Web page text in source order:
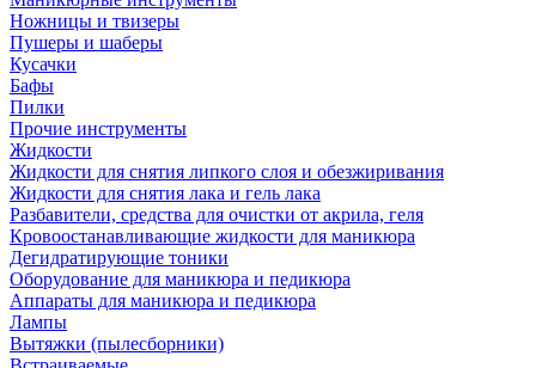
Ножницы и твизеры
Пушеры и шаберы
Кусачки
Бафы
Пилки
Прочие инструменты
Жидкости
Жидкости для снятия липкого слоя и обезжиривания
Жидкости для снятия лака и гель лака
Разбавители, средства для очистки от акрила, геля
Кровоостанавливающие жидкости для маникюра
Дегидратирующие тоники
Оборудование для маникюра и педикюра
Аппараты для маникюра и педикюра
Лампы
Вытяжки (пылесборники)